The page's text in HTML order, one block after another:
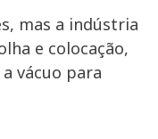
mas a indústria
e colocação,
vácuo para